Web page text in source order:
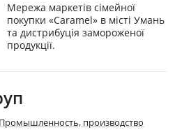
Мережа маркетів сімейної
покупки «Caramel» в місті Умань
та дистрибуція замороженої
продукції.
Промышленность, производство